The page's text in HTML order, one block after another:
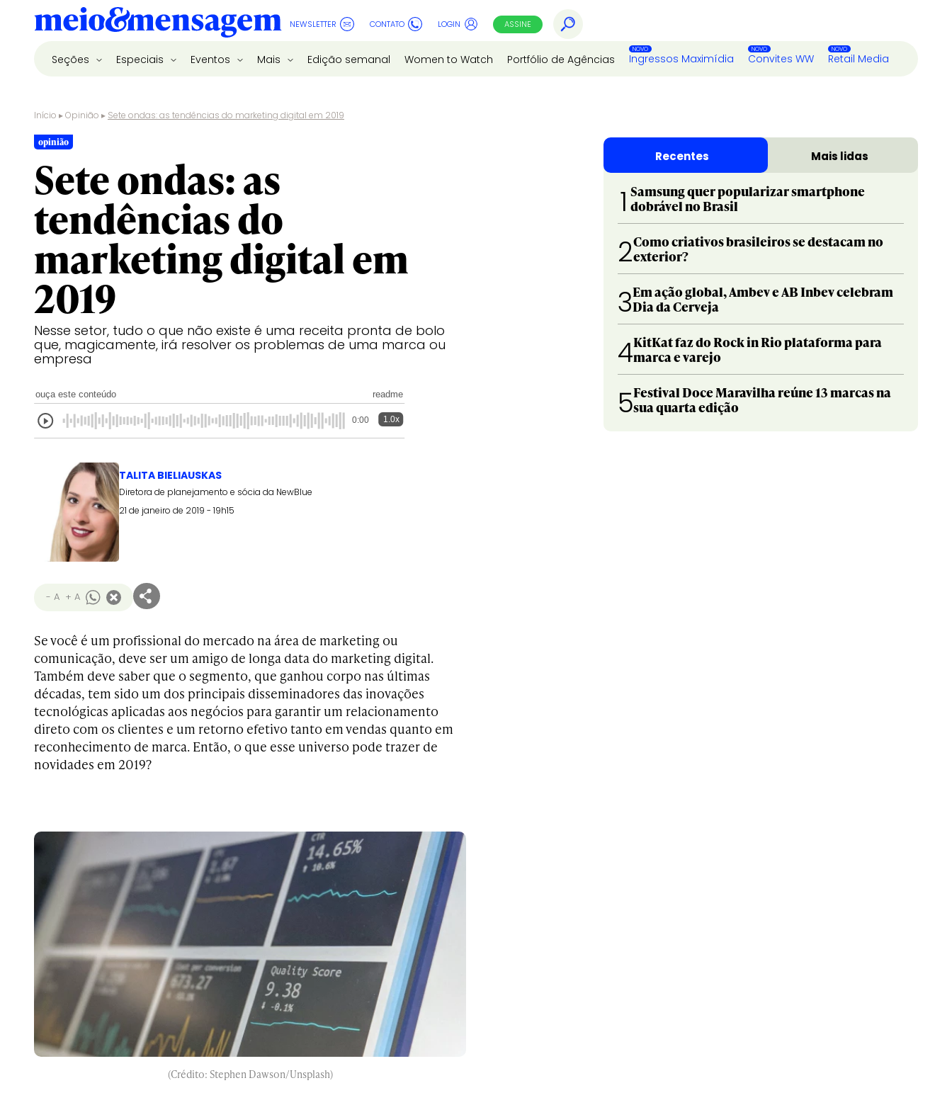
NEWSLETTER CONTATO LOGIN ASSINE
Seções Especiais Eventos Mais Edição semanal Women to Watch Portfólio de Agências Ingressos Maximídia Convites WW Retail Media
Início ▸Opinião ▸ Sete ondas: as tendências do marketing digital em 2019
opinião
Sete ondas: as
tendências do
marketing digital em
2019
Nesse setor, tudo o que não existe é uma receita pronta de bolo
que, magicamente, irá resolver os problemas de uma marca ou
empresa
ouça este conteúdo readme
0:00 1.0x
TALITA BIELIAUSKAS
Diretora de planejamento e sócia da NewBlue
21 de janeiro de 2019 - 19h15
- A + A
Se você é um profissional do mercado na área de marketing ou
comunicação, deve ser um amigo de longa data do marketing digital.
Também deve saber que o segmento, que ganhou corpo nas últimas
décadas, tem sido um dos principais disseminadores das inovações
tecnológicas aplicadas aos negócios para garantir um relacionamento
direto com os clientes e um retorno efetivo tanto em vendas quanto em
reconhecimento de marca. Então, o que esse universo pode trazer de
novidades em 2019?
(Crédito: Stephen Dawson/Unsplash)
Recentes Mais lidas
1 Samsung quer popularizar smartphone
dobrável no Brasil
2Como criativos brasileiros se destacam no
exterior?
3Em ação global, Ambev e AB Inbev celebram
Dia da Cerveja
4KitKat faz do Rock in Rio plataforma para
marca e varejo
5Festival Doce Maravilha reúne 13 marcas na
sua quarta edição